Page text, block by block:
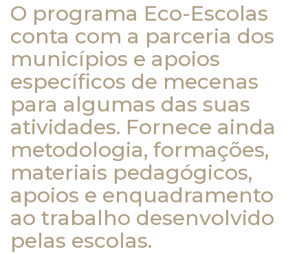
O programa Eco-Escolas
conta com a parceria dos
municípios e apoios
específicos de mecenas
para algumas das suas
atividades. Fornece ainda
metodologia, formações,
materiais pedagógicos,
apoios e enquadramento
ao trabalho desenvolvido
pelas escolas.